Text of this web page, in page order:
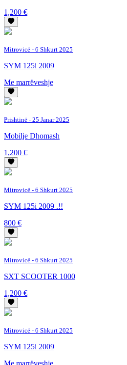
1,200 €
Mitrovicë - 6 Shkurt 2025
SYM 125i 2009
Me marrëveshje
Prishtinë - 25 Janar 2025
Mobilje Dhomash
1,200 €
Mitrovicë - 6 Shkurt 2025
SYM 125i 2009 .!!
800 €
Mitrovicë - 6 Shkurt 2025
SXT SCOOTER 1000
1,200 €
Mitrovicë - 6 Shkurt 2025
SYM 125i 2009
Me marrëveshje